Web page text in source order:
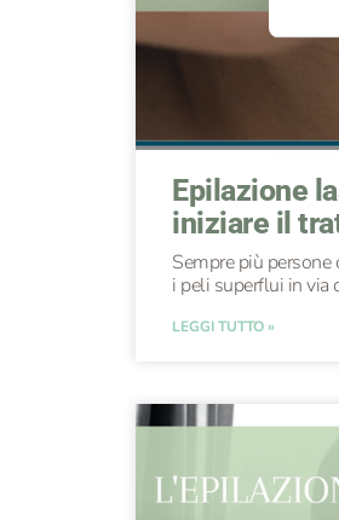
Epilazione
iniziare il
Sempre più persone
i peli superflui in via
LEGGI TUTTO »